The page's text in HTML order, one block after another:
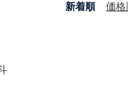
新着順 価格